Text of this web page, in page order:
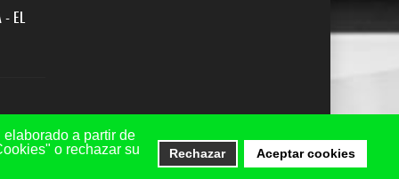
a partir de
o rechazar su
Rechazar Aceptar cookies
EL